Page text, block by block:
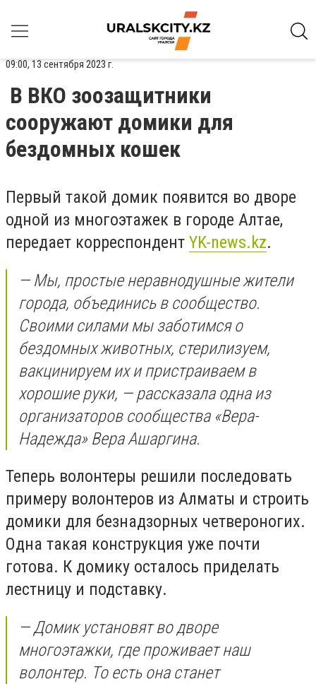
09:00, 13 сентября 2023 г.
В ВКО зоозащитники
сооружают домики для
бездомных кошек
Первый такой домик появится во дворе
одной из многоэтажек в городе Алтае,
передает корреспондент YK-news.kz.
— Мы, простые неравнодушные жители
города, объединись в сообщество.
Своими силами мы заботимся о
бездомных животных, стерилизуем,
вакцинируем их и пристраиваем в
хорошие руки, — рассказала одна из
организаторов сообщества «Вера-
Надежда» Вера Ашаргина.
Теперь волонтеры решили последовать
примеру волонтеров из Алматы и строить
домики для безнадзорных четвероногих.
Одна такая конструкция уже почти
готова. К домику осталось приделать
лестницу и подставку.
— Домик установят во дворе
многоэтажки, где проживает наш
волонтер. То есть она станет